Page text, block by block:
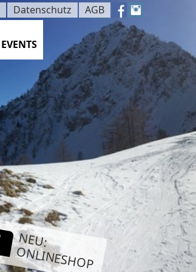
Datenschutz AGB
EVENTS
NEU:
ONLINESHOP